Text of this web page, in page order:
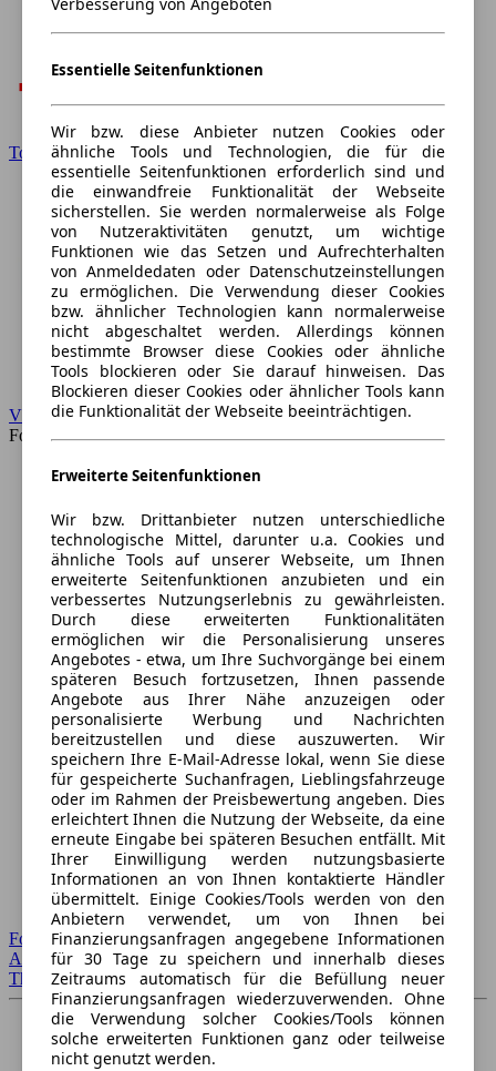
Toyota
VW
Forum
Forum Startseite
Alle Auto-Foren
Themen-Forum
Verbesserung von Angeboten
Essentielle Seitenfunktionen
Wir bzw. diese Anbieter nutzen Cookies oder
ähnliche Tools und Technologien, die für die
essentielle Seitenfunktionen erforderlich sind und
die einwandfreie Funktionalität der Webseite
sicherstellen. Sie werden normalerweise als Folge
von Nutzeraktivitäten genutzt, um wichtige
Funktionen wie das Setzen und Aufrechterhalten
von Anmeldedaten oder Datenschutzeinstellungen
zu ermöglichen. Die Verwendung dieser Cookies
bzw. ähnlicher Technologien kann normalerweise
nicht abgeschaltet werden. Allerdings können
bestimmte Browser diese Cookies oder ähnliche
Tools blockieren oder Sie darauf hinweisen. Das
Blockieren dieser Cookies oder ähnlicher Tools kann
die Funktionalität der Webseite beeinträchtigen.
Erweiterte Seitenfunktionen
Wir bzw. Drittanbieter nutzen unterschiedliche
technologische Mittel, darunter u.a. Cookies und
ähnliche Tools auf unserer Webseite, um Ihnen
erweiterte Seitenfunktionen anzubieten und ein
verbessertes Nutzungserlebnis zu gewährleisten.
Durch diese erweiterten Funktionalitäten
ermöglichen wir die Personalisierung unseres
Angebotes - etwa, um Ihre Suchvorgänge bei einem
späteren Besuch fortzusetzen, Ihnen passende
Angebote aus Ihrer Nähe anzuzeigen oder
personalisierte Werbung und Nachrichten
bereitzustellen und diese auszuwerten. Wir
speichern Ihre E-Mail-Adresse lokal, wenn Sie diese
für gespeicherte Suchanfragen, Lieblingsfahrzeuge
oder im Rahmen der Preisbewertung angeben. Dies
erleichtert Ihnen die Nutzung der Webseite, da eine
erneute Eingabe bei späteren Besuchen entfällt. Mit
Ihrer Einwilligung werden nutzungsbasierte
Informationen an von Ihnen kontaktierte Händler
übermittelt. Einige Cookies/Tools werden von den
Anbietern verwendet, um von Ihnen bei
Finanzierungsanfragen angegebene Informationen
für 30 Tage zu speichern und innerhalb dieses
Zeitraums automatisch für die Befüllung neuer
Finanzierungsanfragen wiederzuverwenden. Ohne
die Verwendung solcher Cookies/Tools können
solche erweiterten Funktionen ganz oder teilweise
nicht genutzt werden.